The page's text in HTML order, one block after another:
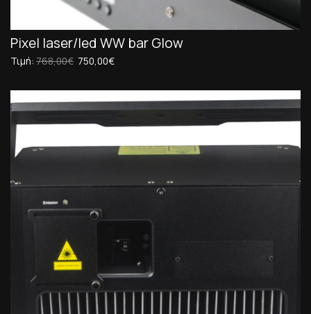
Pixel laser/led WW bar Glow
Τιμή: 768,00€ 750,00€